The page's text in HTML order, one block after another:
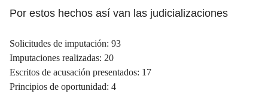
Por estos hechos así van las judicializaciones
Solicitudes de imputación: 93
Imputaciones realizadas: 20
Escritos de acusación presentados: 17
Principios de oportunidad: 4